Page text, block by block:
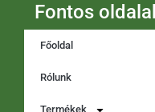
Fontos
Főoldal
Rólunk
Termékek